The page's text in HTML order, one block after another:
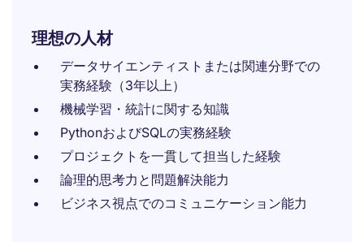
理想の人材
データサイエンティストまたは関連分野での
実務経験（3年以上）
機械学習・統計に関する知識
PythonおよびSQLの実務経験
プロジェクトを一貫して担当した経験
論理的思考力と問題解決能力
ビジネス視点でのコミュニケーション能力